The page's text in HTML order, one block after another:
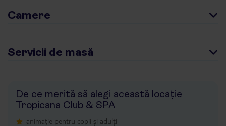
Camere
Servicii de masă
De ce merită să alegi această locație
Tropicana Club & SPA
animație pentru copii și adulți